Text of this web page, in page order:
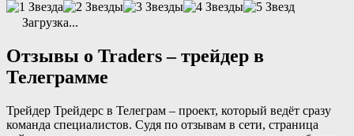
Загрузка...
Отзывы о Traders – трейдер в
Телеграмме
Трейдер Трейдерс в Телеграм – проект, который ведёт сразу
команда специалистов. Судя по отзывам в сети, страница